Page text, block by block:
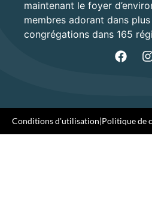
maintenant le foyer
membres adorant dans
congrégations dans 165
Conditions d'utilisation|Politique de